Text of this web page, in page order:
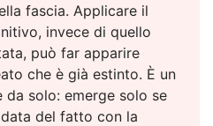
fascia. Applicare il
invece di quello
può far apparire
che è già estinto. È un
da solo: emerge solo se
del fatto con la